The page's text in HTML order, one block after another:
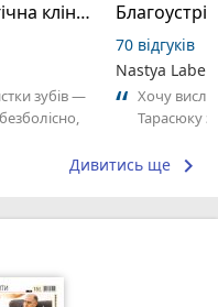
Kryuk Dental Clinic, стоматологічна клініка
зубів —
70 відгуків
Nastya
Хочу
Тарасюку
Дивитись ще keyboard_arrow_right